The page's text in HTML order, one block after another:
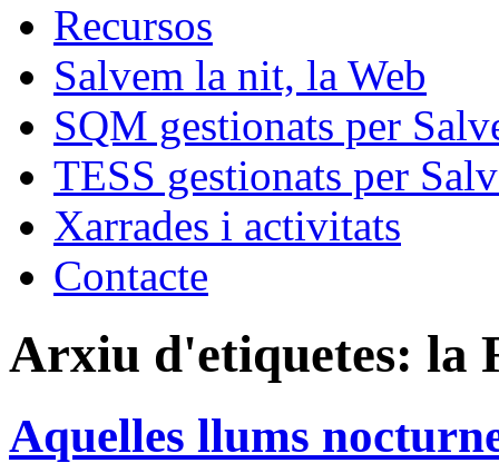
Recursos
Salvem la nit, la Web
SQM gestionats per
TESS gestionats per
Xarrades i activitats
Contacte
Arxiu d'etiquetes: la
Aquelles llums